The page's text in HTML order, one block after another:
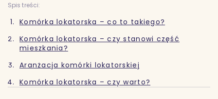
Spis treści:
Komórka lokatorska – co to takiego?
Komórka lokatorska – czy stanowi część
mieszkania?
Aranżacja komórki lokatorskiej
Komórka lokatorska – czy warto?